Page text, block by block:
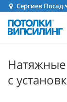
Сергиев Посад
с